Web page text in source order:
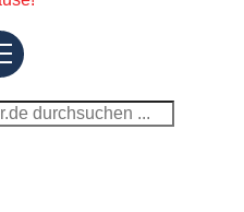
Menu